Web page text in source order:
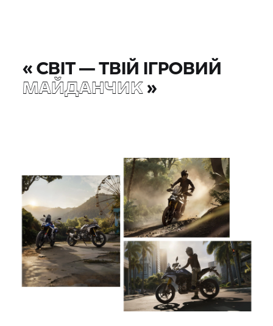
«СВІТ — ТВІЙ ІГРОВИЙ
МАЙДАНЧИК»